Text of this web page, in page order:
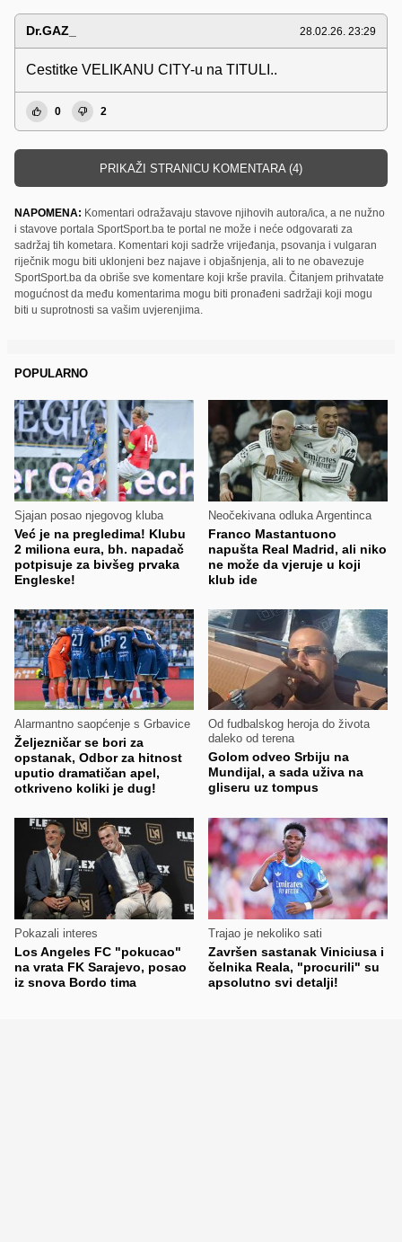
Dr.GAZ_ 28.02.26. 23:29
Cestitke VELIKANU CITY-u na TITULI..
0 2
PRIKAŽI STRANICU KOMENTARA (4)
NAPOMENA: Komentari odražavaju stavove njihovih autora/ica, a ne nužno
i stavove portala SportSport.ba te portal ne može i neće odgovarati za
sadržaj tih kometara. Komentari koji sadrže vrijeđanja, psovanja i vulgaran
riječnik mogu biti uklonjeni bez najave i objašnjenja, ali to ne obavezuje
SportSport.ba da obriše sve komentare koji krše pravila. Čitanjem prihvatate
mogućnost da među komentarima mogu biti pronađeni sadržaji koji mogu
biti u suprotnosti sa vašim uvjerenjima.
POPULARNO
Sjajan posao njegovog kluba
Već je na pregledima! Klubu
2 miliona eura, bh. napadač
potpisuje za bivšeg prvaka
Engleske!
Neočekivana odluka Argentinca
Franco Mastantuono
napušta Real Madrid, ali niko
ne može da vjeruje u koji
klub ide
Alarmantno saopćenje s Grbavice
Željezničar se bori za
opstanak, Odbor za hitnost
uputio dramatičan apel,
otkriveno koliki je dug!
Od fudbalskog heroja do života
daleko od terena
Golom odveo Srbiju na
Mundijal, a sada uživa na
gliseru uz tompus
Pokazali interes
Los Angeles FC "pokucao"
na vrata FK Sarajevo, posao
iz snova Bordo tima
Trajao je nekoliko sati
Završen sastanak Viniciusa i
čelnika Reala, "procurili" su
apsolutno svi detalji!